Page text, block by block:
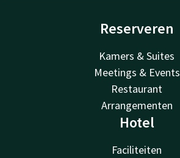
Reserveren
Kamers & Suites
Meetings & Events
Restaurant
Arrangementen
Hotel
Faciliteiten